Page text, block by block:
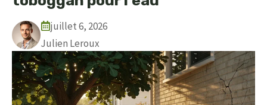
juillet 6, 2026
Julien Leroux